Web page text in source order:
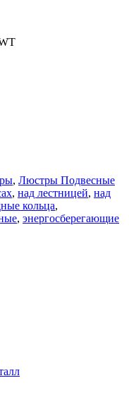
, Люстры Подвесные
, над лестницей, над
кольца,
, энергосберегающие